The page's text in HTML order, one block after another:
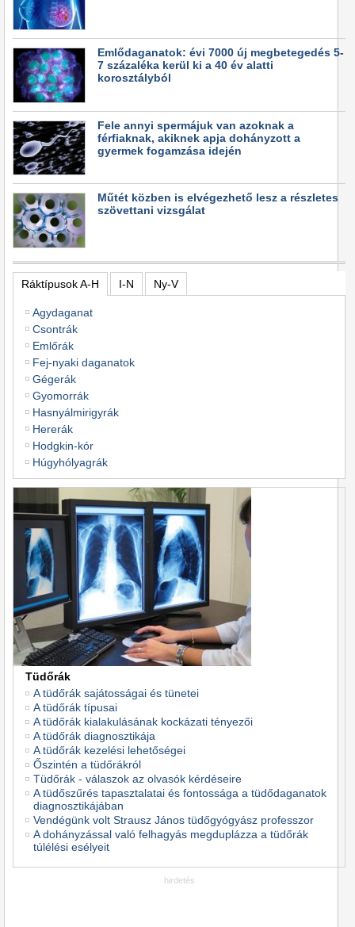
Emlődaganatok: évi 7000 új megbetegedés 5-
7 százaléka kerül ki a 40 év alatti
korosztályból
Fele annyi spermájuk van azoknak a
férfiaknak, akiknek apja dohányzott a
gyermek fogamzása idején
Műtét közben is elvégezhető lesz a részletes
szövettani vizsgálat
Ráktípusok A-H I-N Ny-V
Agydaganat
Csontrák
Emlőrák
Fej-nyaki daganatok
Gégerák
Gyomorrák
Hasnyálmirigyrák
Hererák
Hodgkin-kór
Húgyhólyagrák
Tüdőrák
A tüdőrák sajátosságai és tünetei
A tüdőrák típusai
A tüdőrák kialakulásának kockázati tényezői
A tüdőrák diagnosztikája
A tüdőrák kezelési lehetőségei
Őszintén a tüdőrákról
Tüdőrák - válaszok az olvasók kérdéseire
A tüdőszűrés tapasztalatai és fontossága a tüdődaganatok
diagnosztikájában
Vendégünk volt Strausz János tüdőgyógyász professzor
A dohányzással való felhagyás megduplázza a tüdőrák
túlélési esélyeit
hirdetés